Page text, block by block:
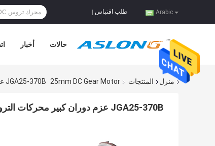
Arabic طلب اقتباس
أخبار حالات
منزل المنتجات 25mm DC Gear Motor JGA25-370B عزم دوران كبير محركات التروس المترددة الصغيرة 1360rpm مع مكشف عداد التيار
JGA25-370B عزم دوران كبير محركات التروس المترددة الصغيرة 1360rpm مع مكشف عداد التيار